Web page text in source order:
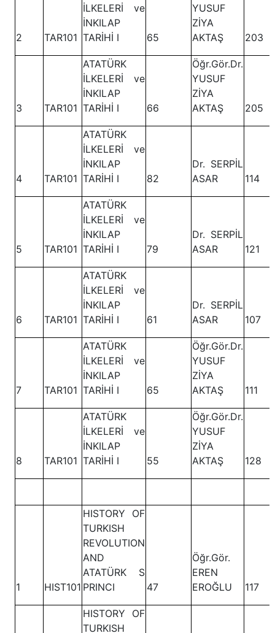
2 TAR101
İLKELERİ ve
İNKILAP
TARİHİ I
65
YUSUF
ZİYA
AKTAŞ
203
3 TAR101
ATATÜRK
İLKELERİ ve
İNKILAP
TARİHİ I
66
Öğr.Gör.Dr.
YUSUF
ZİYA
AKTAŞ
205
4 TAR101
ATATÜRK
İLKELERİ ve
İNKILAP
TARİHİ I
82
Dr. SERPİL
ASAR
114
5 TAR101
ATATÜRK
İLKELERİ ve
İNKILAP
TARİHİ I
79
Dr. SERPİL
ASAR
121
6 TAR101
ATATÜRK
İLKELERİ ve
İNKILAP
TARİHİ I
61
Dr. SERPİL
ASAR
107
7 TAR101
ATATÜRK
İLKELERİ ve
İNKILAP
TARİHİ I
65
Öğr.Gör.Dr.
YUSUF
ZİYA
AKTAŞ
111
8 TAR101
ATATÜRK
İLKELERİ ve
İNKILAP
TARİHİ I
55
Öğr.Gör.Dr.
YUSUF
ZİYA
AKTAŞ
128
1 HIST101
HISTORY OF
TURKISH
REVOLUTION
AND
ATATÜRK S
PRINCI
47
Öğr.Gör.
EREN
EROĞLU
117
HISTORY OF
TURKISH